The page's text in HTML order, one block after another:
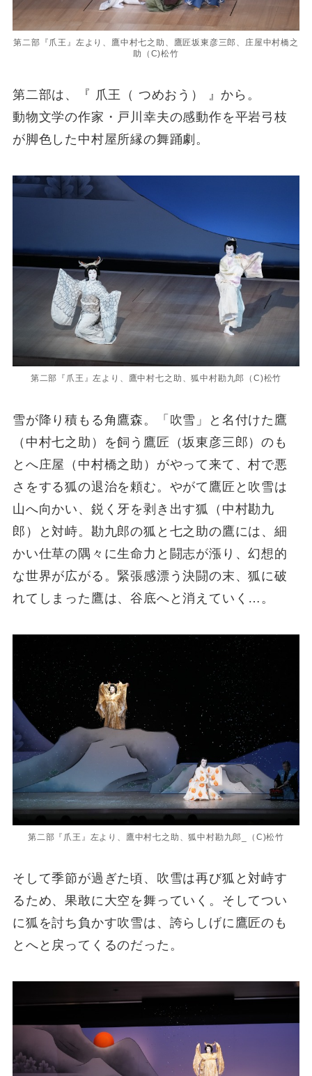
第二部『爪王』左より、鷹中村七之助、鷹匠坂東彦三郎、庄屋中村橋之
助（C)松竹
第二部は、『 爪王（ つめおう） 』から。
動物文学の作家・戸川幸夫の感動作を平岩弓枝
が脚色した中村屋所縁の舞踊劇。
第二部『爪王』左より、鷹中村七之助、狐中村勘九郎（C)松竹
雪が降り積もる角鷹森。「吹雪」と名付けた鷹
（中村七之助）を飼う鷹匠（坂東彦三郎）のも
とへ庄屋（中村橋之助）がやって来て、村で悪
さをする狐の退治を頼む。やがて鷹匠と吹雪は
山へ向かい、鋭く牙を剥き出す狐（中村勘九
郎）と対峙。勘九郎の狐と七之助の鷹には、細
かい仕草の隅々に生命力と闘志が漲り、幻想的
な世界が広がる。緊張感漂う決闘の末、狐に破
れてしまった鷹は、谷底へと消えていく…。
第二部『爪王』左より、鷹中村七之助、狐中村勘九郎_（C)松竹
そして季節が過ぎた頃、吹雪は再び狐と対峙す
るため、果敢に大空を舞っていく。そしてつい
に狐を討ち負かす吹雪は、誇らしげに鷹匠のも
とへと戻ってくるのだった。